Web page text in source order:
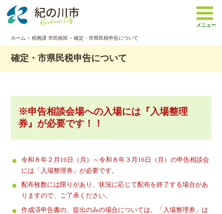
メニュー
ホーム >税務課 市民税班 > 確定・市県民税申告について
確定・市県民税申告について
※申告相談会場への入場には『入場整理
券』が必要です！！
令和８年２月16日（月）～令和８年３月16日（月）の申告相談会
には「入場整理券」が必要です。
配布枚数には限りがあり、状況に応じて配布を終了する場合があ
りますので、ご了承ください。
作成済申告書の、提出のみの場合については、「入場整理券」は